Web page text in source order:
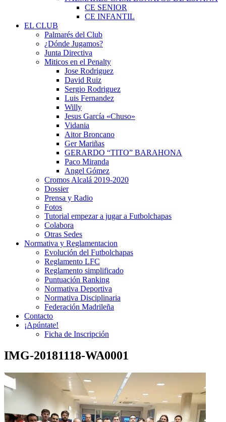
CE SENIOR
CE INFANTIL
EL CLUB
Palmarés del Club
¿Dónde Jugamos?
Junta Directiva
Miticos en el Penalty
Jose Rodriguez
David Ruiz
Sergio Rodriguez
Luis Fernandez
Willy
Jesus García «Chuso»
Vidania
Aitor Broncano
Ger Mariñas
GERARDO “TITO” BARAHONA
Paco Miranda
Angel Gómez
Cromos Alcalá 2019-2020
Dossier
Prensa y Radio
Fotos
Tutorial empezar a jugar a Futbolchapas
Colabora
Otras Sedes
Normativa y Reglamentacion
Evolución del Futbolchapas
Reglamento LFC
Reglamento simplificado
Puntuación Ranking
Normativa Deportiva
Normativa Disciplinaria
Federación Madrileña
Contacto
¡Apúntate!
Ficha de Inscripción
IMG-20181118-WA0001